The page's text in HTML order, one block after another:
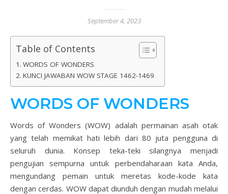
September 4, 2023
Table of Contents
WORDS OF WONDERS
KUNCI JAWABAN WOW STAGE 1462-1469
WORDS OF WONDERS
Words of Wonders (WOW) adalah permainan asah otak
yang telah memikat hati lebih dari 80 juta pengguna di
seluruh dunia. Konsep teka-teki silangnya menjadi
pengujian sempurna untuk perbendaharaan kata Anda,
mengundang pemain untuk meretas kode-kode kata
dengan cerdas. WOW dapat diunduh dengan mudah melalui